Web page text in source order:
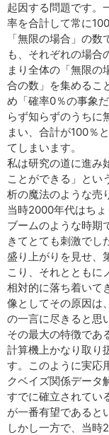
起因する問題です。
率を合計して常に
「無限の場合」の
も、それぞれの場合
まり全体の「無限の
合の数」を集めるこ
め「確率0％の事象
らず知らずのうちに
まい、合計が100％
てしまいます。
私は研究の道に進み
ことができる」とい
析の魔法のような売
当時2000年代はち
ブームのような時期
きてとても刺激でし
盛り上がりを見せ、
こり、それとともに
相対的に落ち着いて
像としてその原因は
の一言に尽きると思
その最大の特徴であ
計算機上かなり取り
す。このように実応
クベイズ関係データ
すでに確立されてい
が一番有望であると
しかし一方で、当時